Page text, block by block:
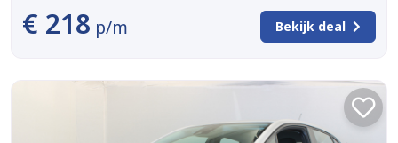
€ 218 p/m Bekijk deal